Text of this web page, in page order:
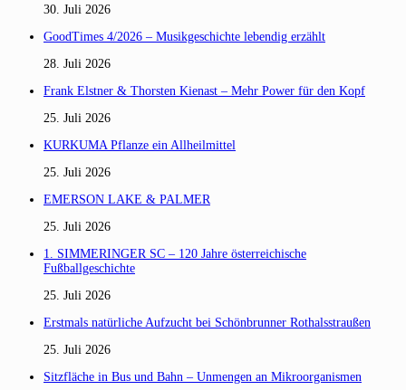
30. Juli 2026
GoodTimes 4/2026 – Musikgeschichte lebendig erzählt
28. Juli 2026
Frank Elstner & Thorsten Kienast – Mehr Power für den Kopf
25. Juli 2026
KURKUMA Pflanze ein Allheilmittel
25. Juli 2026
EMERSON LAKE & PALMER
25. Juli 2026
1. SIMMERINGER SC – 120 Jahre österreichische
Fußballgeschichte
25. Juli 2026
Erstmals natürliche Aufzucht bei Schönbrunner Rothalsstraußen
25. Juli 2026
Sitzfläche in Bus und Bahn – Unmengen an Mikroorganismen